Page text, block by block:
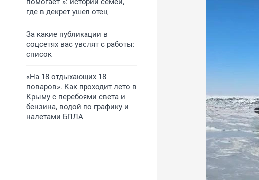
помогает“»: истории семей,
где в декрет ушел отец
За какие публикации в
соцсетях вас уволят с работы:
список
«На 18 отдыхающих 18
поваров». Как проходит лето в
Крыму с перебоями света и
бензина, водой по графику и
налетами БПЛА